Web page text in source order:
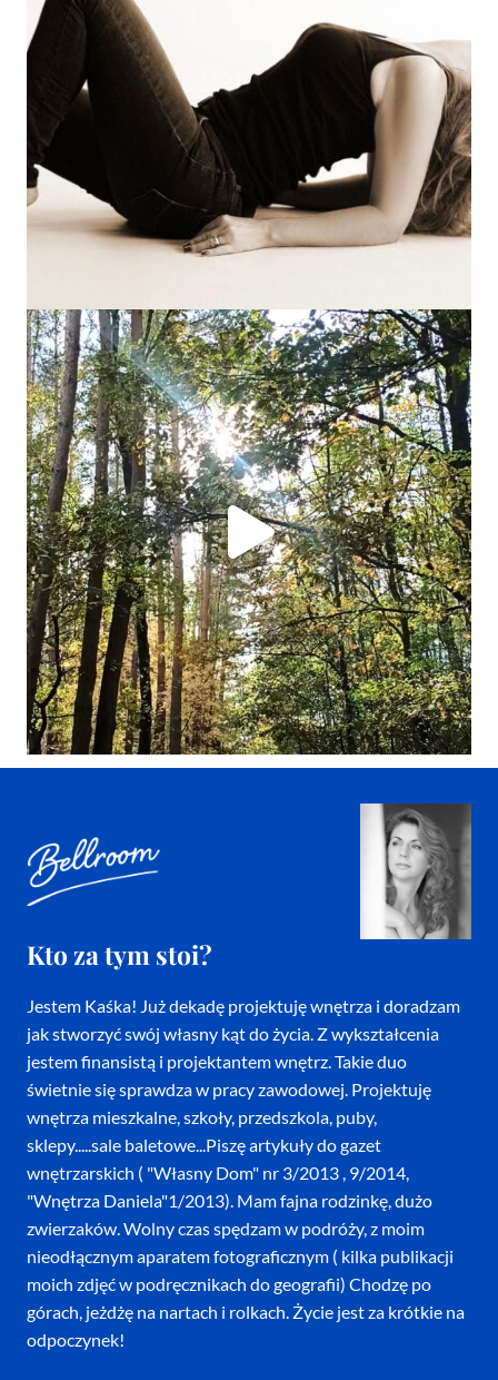
Kto za tym stoi?
Jestem Kaśka! Już dekadę projektuję wnętrza i doradzam
jak stworzyć swój własny kąt do życia. Z wykształcenia
jestem finansistą i projektantem wnętrz. Takie duo
świetnie się sprawdza w pracy zawodowej. Projektuję
wnętrza mieszkalne, szkoły, przedszkola, puby,
sklepy.....sale baletowe...Piszę artykuły do gazet
wnętrzarskich ( "Własny Dom" nr 3/2013 , 9/2014,
"Wnętrza Daniela"1/2013). Mam fajna rodzinkę, dużo
zwierzaków. Wolny czas spędzam w podróży, z moim
nieodłącznym aparatem fotograficznym ( kilka publikacji
moich zdjęć w podręcznikach do geografii) Chodzę po
górach, jeżdżę na nartach i rolkach. Życie jest za krótkie na
odpoczynek!